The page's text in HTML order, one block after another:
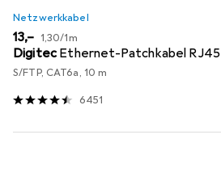
Netzwerkkabel
EUR
13,– EUR
1,30/1m
DigitecEthernet-Patchkabel RJ45
S/FTP, CAT6a, 10 m
6451